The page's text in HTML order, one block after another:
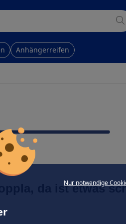
Nur notwendige
Anhängerreifen
da ist etwas